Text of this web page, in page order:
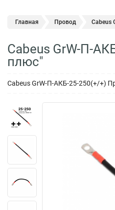
Главная Провод Cabeus
Cabeus GrW-П-
плюс"
Cabeus GrW-П-АКБ-25-250(+/+)